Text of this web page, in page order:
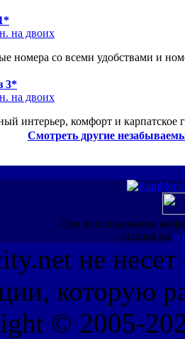
на двоих
номера со всеми удобствами и
3*
на двоих
интерьер, комфорт и карпатское
Смотреть другие
При использовании
ссылка на
не несет
которую
© 2005-